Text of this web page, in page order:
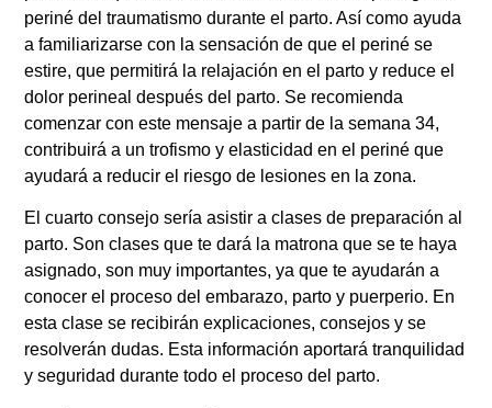
periné del traumatismo durante el parto. Así como ayuda
a familiarizarse con la sensación de que el periné se
estire, que permitirá la relajación en el parto y reduce el
dolor perineal después del parto. Se recomienda
comenzar con este mensaje a partir de la semana 34,
contribuirá a un trofismo y elasticidad en el periné que
ayudará a reducir el riesgo de lesiones en la zona.
El cuarto consejo sería asistir a clases de preparación al
parto. Son clases que te dará la matrona que se te haya
asignado, son muy importantes, ya que te ayudarán a
conocer el proceso del embarazo, parto y puerperio. En
esta clase se recibirán explicaciones, consejos y se
resolverán dudas. Esta información aportará tranquilidad
y seguridad durante todo el proceso del parto.